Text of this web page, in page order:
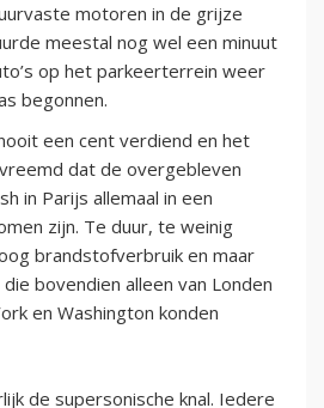
motoren in de grijze
meestal nog wel een minuut
op het parkeerterrein weer
begonnen.
een cent verdiend en het
dat de overgebleven
in Parijs allemaal in een
zijn. Te duur, te weinig
brandstofverbruik en maar
bovendien alleen van Londen
en Washington konden
de supersonische knal. Iedere